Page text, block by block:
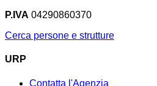
P.IVA 04290860370
Cerca persone e strutture
URP
Contatta l'Agenzia